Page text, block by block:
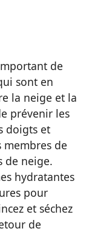
de
sont en
la neige et la
prévenir les
doigts et
de
de neige.
hydratantes
pour
et séchez
de